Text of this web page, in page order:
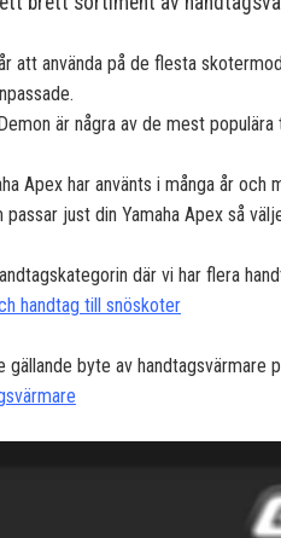
att använda på de flesta
är några av de mest
Apex har använts i många år
just din Yamaha Apex så
där vi har flera
handtag till snöskoter
gällande byte av handtagsvärmare